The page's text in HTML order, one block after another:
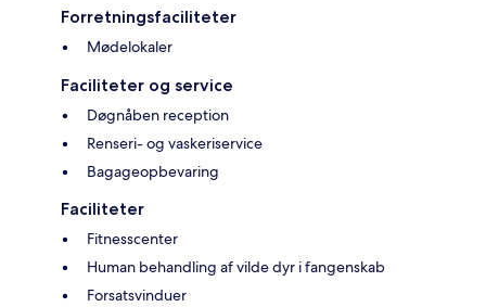
Forretningsfaciliteter
Mødelokaler
Faciliteter og service
Døgnåben reception
Renseri- og vaskeriservice
Bagageopbevaring
Faciliteter
Fitnesscenter
Human behandling af vilde dyr i fangenskab
Forsatsvinduer